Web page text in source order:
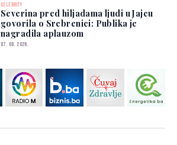
CELEBRITY
Severina pred hiljadama ljudi u Jajcu
govorila o Srebrenici: Publika je
nagradila aplauzom
07. 08. 2026.